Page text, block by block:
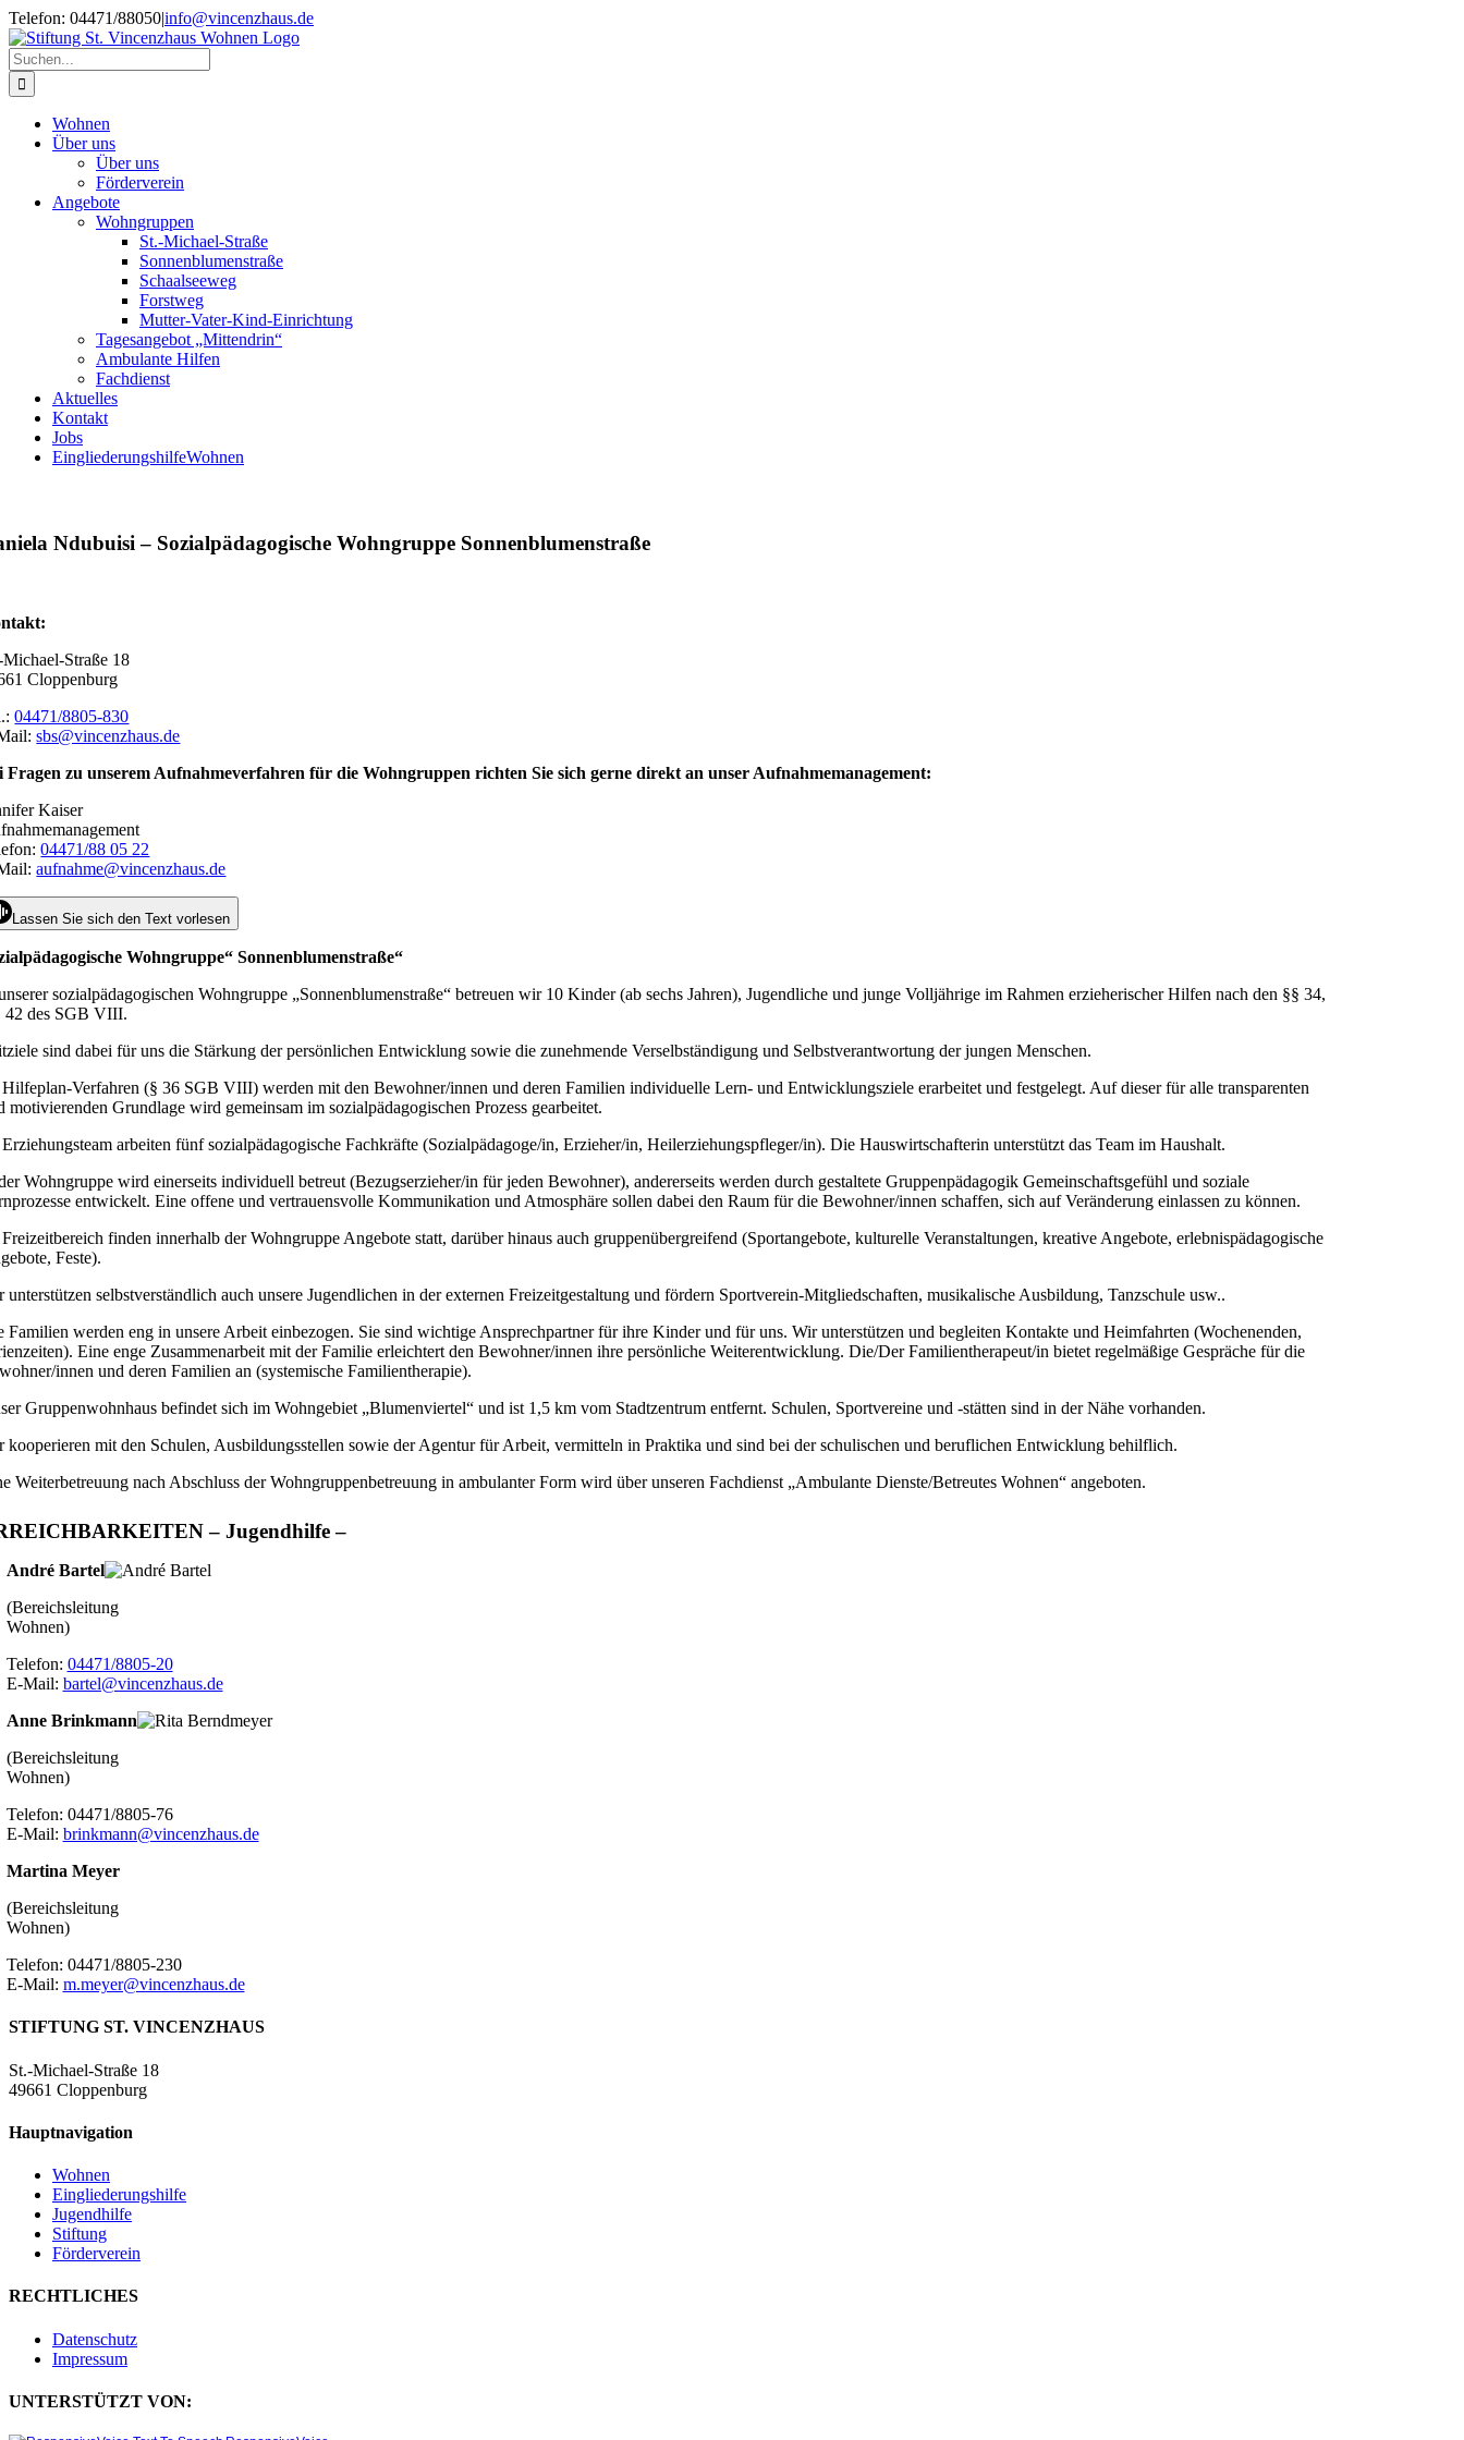
Zum
Inhalt
springen
Telefon: 04471/88050|info@vincenzhaus.de
Suche
nach:
Wohnen
Über uns
Über uns
Förderverein
Angebote
Wohngruppen
St.-Michael-Straße
Sonnenblumenstraße
Schaalseeweg
Forstweg
Mutter-Vater-Kind-Einrichtung
Tagesangebot „Mittendrin“
Ambulante Hilfen
Fachdienst
Aktuelles
Kontakt
Jobs
EingliederungshilfeWohnen
Ndubuisi – Sozialpädagogische Wohngruppe Sonnenblumenstraße
Michael-Straße 18
Cloppenburg
04471/8805-830
sbs@vincenzhaus.de
Fragen zu unserem Aufnahmeverfahren für die Wohngruppen richten Sie sich gerne direkt an unser Aufnahmemanagement:
Kaiser
04471/88 05 22
aufnahme@vincenzhaus.de
Lassen Sie sich den Text vorlesen
Wohngruppe“ Sonnenblumenstraße“
sozialpädagogischen Wohngruppe „Sonnenblumenstraße“betreuen wir 10 Kinder (ab sechs Jahren), Jugendliche und junge Volljährige im Rahmen erzieherischer Hilfen nach den §§ 34,
42 des SGB VIII.
sind dabei für uns die Stärkung der persönlichen Entwicklung sowie die zunehmende Verselbständigung und Selbstverantwortung der jungen Menschen.
Verfahren (§ 36 SGB VIII) werden mit den Bewohner/innen und deren Familien individuelle Lern- und Entwicklungsziele erarbeitet und festgelegt. Auf dieser für alle transparenten
motivierenden Grundlage wird gemeinsam im sozialpädagogischen Prozess gearbeitet.
arbeiten fünf sozialpädagogische Fachkräfte (Sozialpädagoge/in, Erzieher/in, Heilerziehungspfleger/in). Die Hauswirtschafterin unterstützt das Team im Haushalt.
Wohngruppe wird einerseits individuell betreut (Bezugserzieher/in für jeden Bewohner), andererseits werden durch gestaltete Gruppenpädagogik Gemeinschaftsgefühl und soziale
entwickelt. Eine offene und vertrauensvolle Kommunikation und Atmosphäre sollen dabei den Raum für die Bewohner/innen schaffen, sich auf Veränderung einlassen zu können.
finden innerhalb der Wohngruppe Angebote statt, darüber hinaus auch gruppenübergreifend (Sportangebote, kulturelle Veranstaltungen, kreative Angebote, erlebnispädagogische
Feste).
unterstützen selbstverständlich auch unsere Jugendlichen in der externen Freizeitgestaltung und fördern Sportverein-Mitgliedschaften, musikalische Ausbildung, Tanzschule usw..
Familien werden eng in unsere Arbeit einbezogen. Sie sind wichtige Ansprechpartner für ihre Kinder und für uns. Wir unterstützen und begleiten Kontakte und Heimfahrten (Wochenenden,
Eine enge Zusammenarbeit mit der Familie erleichtert den Bewohner/innen ihre persönliche Weiterentwicklung. Die/Der Familientherapeut/in bietet regelmäßige Gespräche für die
innen und deren Familien an (systemische Familientherapie).
Gruppenwohnhaus befindet sich im Wohngebiet „Blumenviertel“ und ist 1,5 km vom Stadtzentrum entfernt. Schulen, Sportvereine und -stätten sind in der Nähe vorhanden.
kooperieren mit den Schulen, Ausbildungsstellen sowie der Agentur für Arbeit, vermitteln in Praktika und sind bei der schulischen und beruflichen Entwicklung behilflich.
Weiterbetreuung nach Abschluss der Wohngruppenbetreuung in ambulanter Form wird über unseren Fachdienst „Ambulante Dienste/Betreutes Wohnen“ angeboten.
– Jugendhilfe –
André Bartel
(Bereichsleitung
Wohnen)
Telefon: 04471/8805-20
E-Mail: bartel@vincenzhaus.de
Anne Brinkmann
(Bereichsleitung
Wohnen)
Telefon: 04471/8805-76
E-Mail: brinkmann@vincenzhaus.de
Martina Meyer
(Bereichsleitung
Wohnen)
Telefon: 04471/8805-230
E-Mail: m.meyer@vincenzhaus.de
STIFTUNG ST. VINCENZHAUS
St.-Michael-Straße 18
49661 Cloppenburg
Hauptnavigation
Wohnen
Eingliederungshilfe
Jugendhilfe
Stiftung
Förderverein
RECHTLICHES
Datenschutz
Impressum
UNTERSTÜTZT VON: